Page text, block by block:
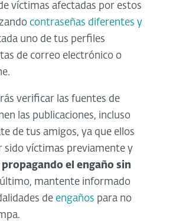
víctimas afectadas por estos
contraseñas diferentes y
uno de tus perfiles
de correo electrónico o
verificar las fuentes de
las publicaciones, incluso
de tus amigos, ya que ellos
sido víctimas previamente y
propagando el engaño sin
último, mantente informado
de engaños para no